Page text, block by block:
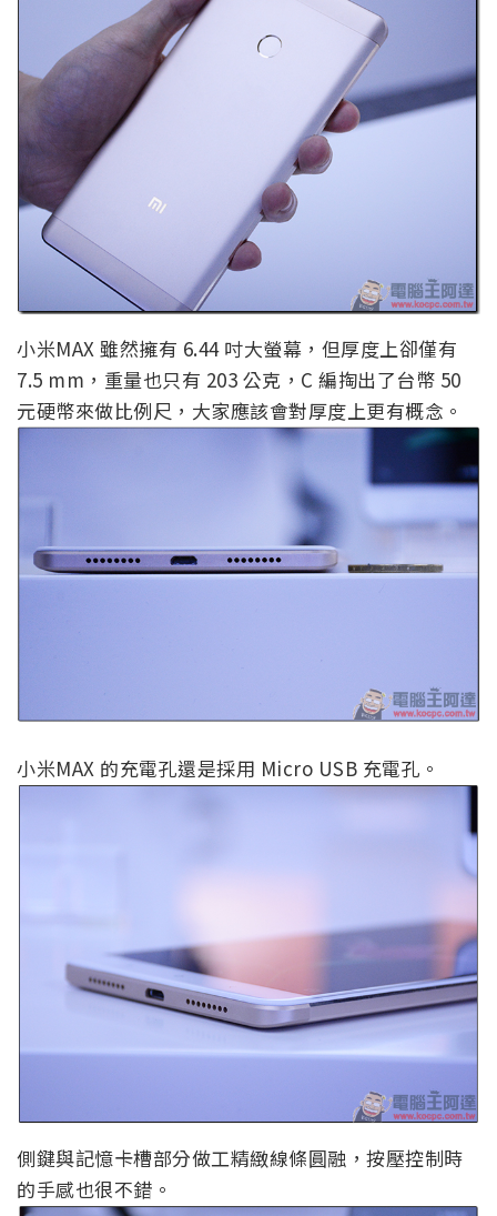
小米MAX 雖然擁有 6.44 吋大螢幕，但厚度上卻僅有
7.5 mm，重量也只有 203 公克，C 編掏出了台幣 50
元硬幣來做比例尺，大家應該會對厚度上更有概念。
小米MAX 的充電孔還是採用 Micro USB 充電孔。
側鍵與記憶卡槽部分做工精緻線條圓融，按壓控制時
的手感也很不錯。